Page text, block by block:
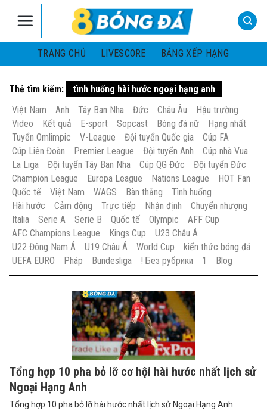
TRANG CHỦ
LIVESCORE BẢNG XẾP HẠNG
Thẻ tìm kiếm:
tình huống hài hước ngoại hạng anh
Việt Nam
Anh Tây Ban Nha Đức Châu Âu
Hậu trường
Video
Kết quả E-sport Sopcast Bóng đá nữ
Hạng nhất
Tuyển Omlimpic
V-League Đội tuyển Quốc gia
Cúp FA
Cúp Liên Đoàn
Premier League Đội tuyển Anh
Cúp nhà Vua
La Liga
Đội tuyển Tây Ban Nha Cúp QG Đức
Đội tuyển Đức
Champion League
Europa League Nations League
HOT Fan
Quốc tế
Việt Nam WAGS Bàn thắng
Tình huống
Hài hước
Cảm động Trực tiếp Nhận định
Chuyển nhượng
Italia
Serie A Serie B Quốc tế Olympic
AFF Cup
AFC Champions League
Kings Cup
U23 Châu Á
U22 Đông Nam Á
U19 Châu Á World Cup
kiến thức bóng đá
UEFA EURO
Pháp Bundesliga ! Без рубрики 1 Blog
Tổng hợp 10 pha bỏ lỡ cơ hội hài hước nhất lịch sử
Ngoại Hạng Anh
Tổng hợp 10 pha bỏ lỡ hài hước nhất lịch sử Ngoại Hạng Anh